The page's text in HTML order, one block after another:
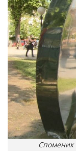
Споменик